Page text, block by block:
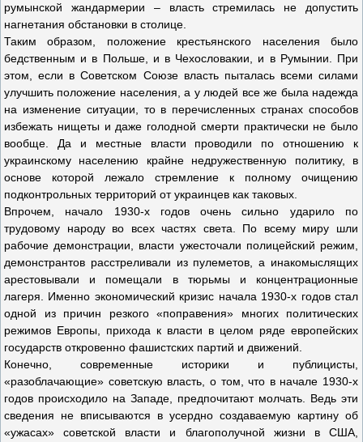
румынской жандармерии – власть стремилась не допустить
нагнетания обстановки в столице.
Таким образом, положение крестьянского населения было
бедственным и в Польше, и в Чехословакии, и в Румынии. При
этом, если в Советском Союзе власть пыталась всеми силами
улучшить положение населения, а у людей все же была надежда
на изменение ситуации, то в перечисленных странах способов
избежать нищеты и даже голодной смерти практически не было
вообще. Да и местные власти проводили по отношению к
украинскому населению крайне недружественную политику, в
основе которой лежало стремление к полному очищению
подконтрольных территорий от украинцев как таковых.
Впрочем, начало 1930-х годов очень сильно ударило по
трудовому народу во всех частях света. По всему миру шли
рабочие демонстрации, власти ужесточали полицейский режим,
демонстрантов расстреливали из пулеметов, а инакомыслящих
арестовывали и помещали в тюрьмы и концентрационные
лагеря. Именно экономический кризис начала 1930-х годов стал
одной из причин резкого «поправения» многих политических
режимов Европы, прихода к власти в целом ряде европейских
государств откровенно фашистских партий и движений.
Конечно, современные историки и публицисты,
«разоблачающие» советскую власть, о том, что в начале 1930-х
годов происходило на Западе, предпочитают молчать. Ведь эти
сведения не вписываются в усердно создаваемую картину об
«ужасах» советской власти и благополучной жизни в США,